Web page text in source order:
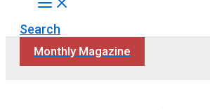
Search
Monthly Magazine